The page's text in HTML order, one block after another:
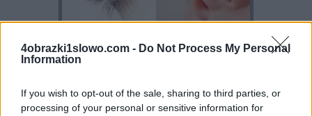
4obrazki1slowo.com - Do Not Process My Personal
Information
If you wish to opt-out of the sale, sharing to third parties, or
processing of your personal or sensitive information for